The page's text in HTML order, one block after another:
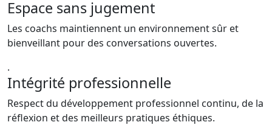
Espace sans jugement
Les coachs maintiennent un environnement sûr et
bienveillant pour des conversations ouvertes.
.
Intégrité professionnelle
Respect du développement professionnel continu, de la
réflexion et des meilleurs pratiques éthiques.